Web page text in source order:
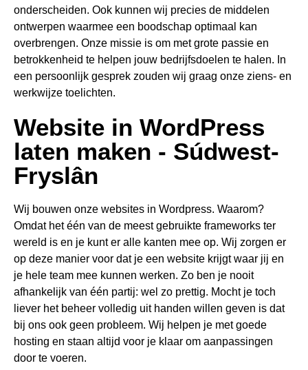
onderscheiden. Ook kunnen wij precies de middelen
ontwerpen waarmee een boodschap optimaal kan
overbrengen. Onze missie is om met grote passie en
betrokkenheid te helpen jouw bedrijfsdoelen te halen. In
een persoonlijk gesprek zouden wij graag onze ziens- en
werkwijze toelichten.
Website in WordPress
laten maken - Súdwest-
Fryslân
Wij bouwen onze websites in Wordpress. Waarom?
Omdat het één van de meest gebruikte frameworks ter
wereld is en je kunt er alle kanten mee op. Wij zorgen er
op deze manier voor dat je een website krijgt waar jij en
je hele team mee kunnen werken. Zo ben je nooit
afhankelijk van één partij: wel zo prettig. Mocht je toch
liever het beheer volledig uit handen willen geven is dat
bij ons ook geen probleem. Wij helpen je met goede
hosting en staan altijd voor je klaar om aanpassingen
door te voeren.